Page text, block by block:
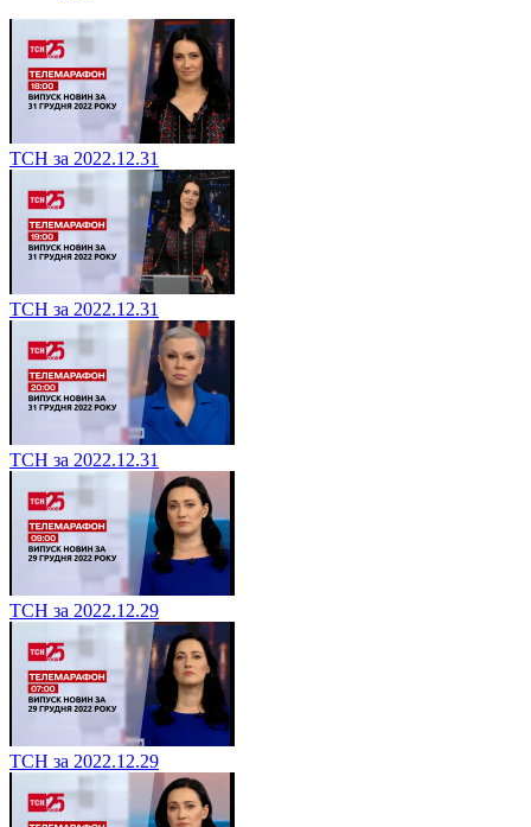
ТСН за 2022.12.31
ТСН за 2022.12.31
ТСН за 2022.12.31
ТСН за 2022.12.29
ТСН за 2022.12.29